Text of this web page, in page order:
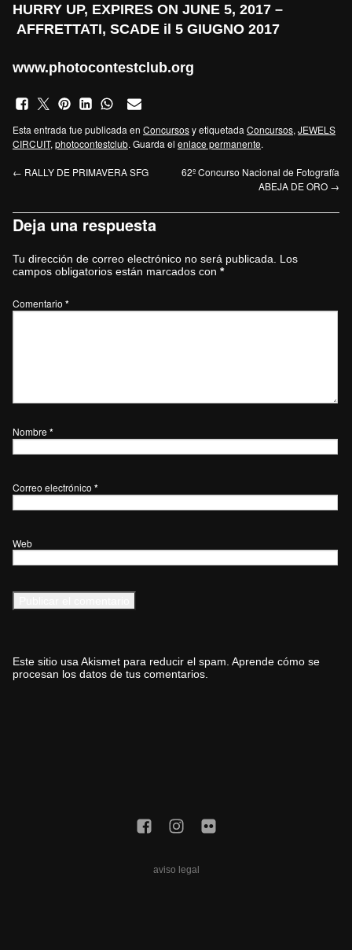
HURRY UP, EXPIRES ON JUNE 5, 2017 –
AFFRETTATI, SCADE il 5 GIUGNO 2017
www.photocontestclub.org
Esta entrada fue publicada en Concursosy etiquetada Concursos, JEWELS
CIRCUIT, photocontestclub. Guarda el enlace permanente.
← RALLY DE PRIMAVERA SFG
62º Concurso Nacional de Fotografía
ABEJA DE ORO →
Deja una respuesta
Tu dirección de correo electrónico no será publicada.
Los
campos obligatorios están marcados con *
Comentario *
Nombre *
Correo electrónico *
Web
Este sitio usa Akismet para reducir el spam. Aprende cómo se
procesan los datos de tus comentarios.
aviso legal